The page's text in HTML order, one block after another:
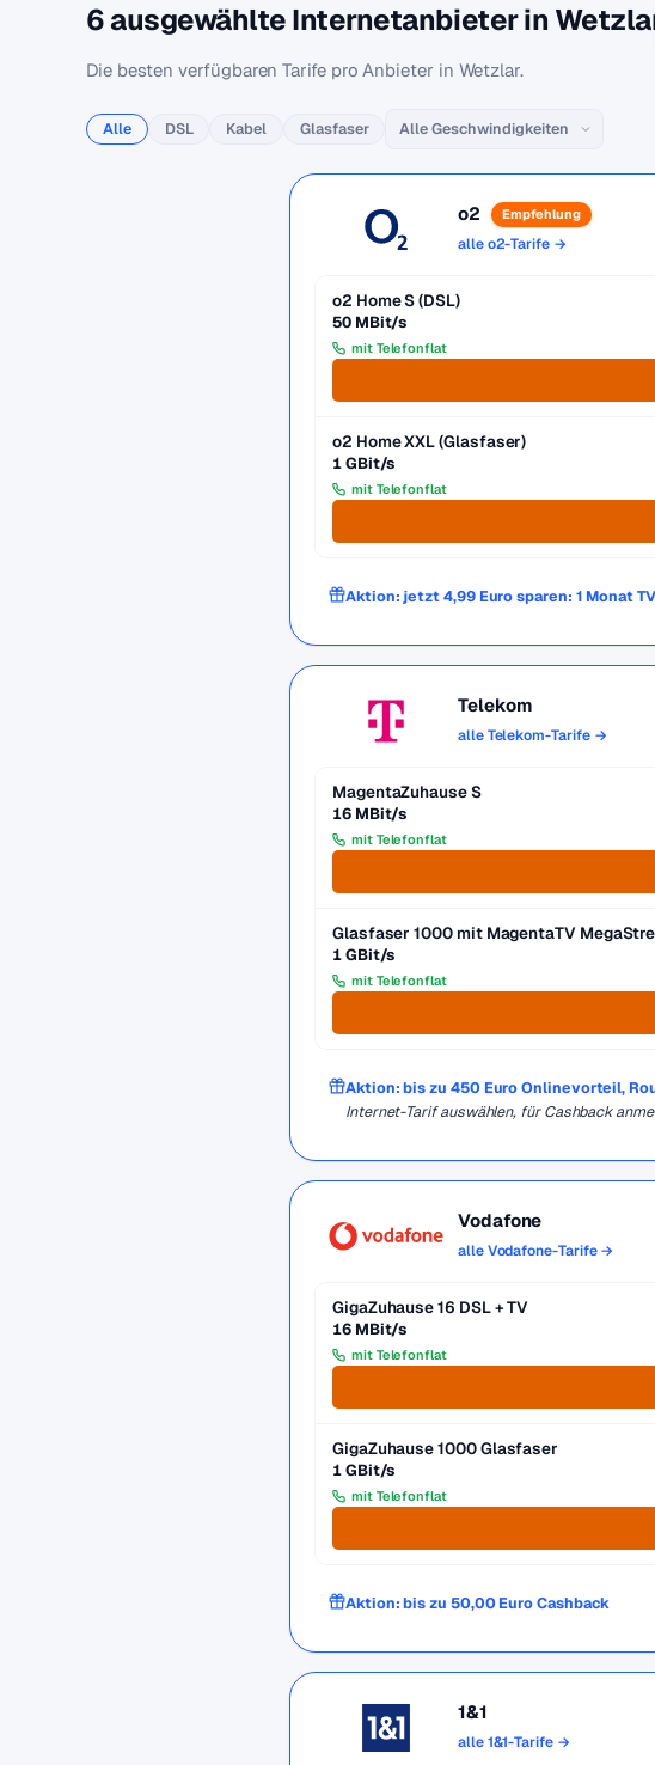
6 ausgewählte Internetanbieter in
Die besten verfügbaren Tarife pro Anbieter in Wetzlar.
Alle DSL Kabel Glasfaser
o2 Empfehlung
alle o2-Tarife →
o2 Home S (DSL)
50 MBit/s
mit Telefonflat
o2 Home XXL (Glasfaser)
1 GBit/s
mit Telefonflat
Aktion: jetzt 4,99 Euro sparen: 1 Monat
Telekom
alle Telekom-Tarife →
MagentaZuhause S
16 MBit/s
mit Telefonflat
Glasfaser 1000 mit MagentaTV
1 GBit/s
mit Telefonflat
Aktion: bis zu 450 Euro Onlinevorteil,
Internet-Tarif auswählen, für Cashback
Vodafone
alle Vodafone-Tarife →
GigaZuhause 16 DSL + TV
16 MBit/s
mit Telefonflat
GigaZuhause 1000 Glasfaser
1 GBit/s
mit Telefonflat
Aktion: bis zu 50,00 Euro Cashback
1&1
alle 1&1-Tarife →